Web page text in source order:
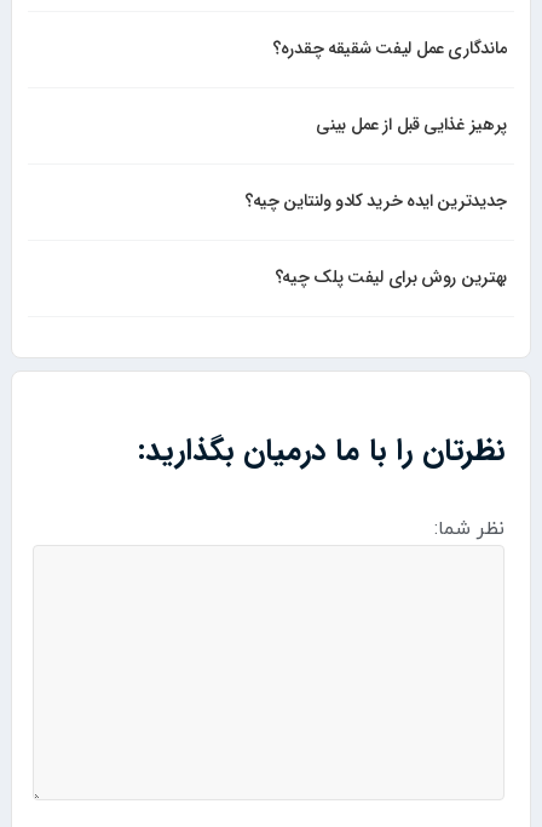
ماندگاری عمل لیفت شقیقه چقدره؟
پرهیز غذایی قبل از عمل بینی
جدیدترین ایده خرید کادو ولنتاین چیه؟
بهترین روش برای لیفت پلک چیه؟
نظرتان را با ما درمیان بگذارید:
نظر شما: